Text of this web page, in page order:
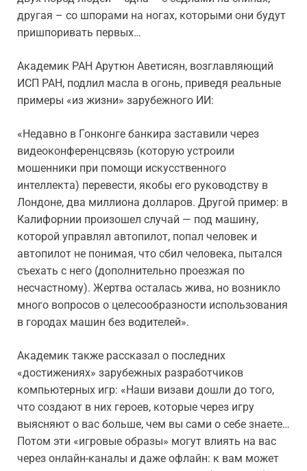
другая – со шпорами на ногах, которыми они будут
пришпоривать первых…
Академик РАН Арутюн Аветисян, возглавляющий
ИСП РАН, подлил масла в огонь, приведя реальные
примеры «из жизни» зарубежного ИИ:
«Недавно в Гонконге банкира заставили через
видеоконференцсвязь (которую устроили
мошенники при помощи искусственного
интеллекта) перевести, якобы его руководству в
Лондоне, два миллиона долларов. Другой пример: в
Калифорнии произошел случай — под машину,
которой управлял автопилот, попал человек и
автопилот не понимая, что сбил человека, пытался
съехать с него (дополнительно проезжая по
несчастному). Жертва осталась жива, но возникло
много вопросов о целесообразности использования
в городах машин без водителей».
Академик также рассказал о последних
«достижениях» зарубежных разработчиков
компьютерных игр: «Наши визави дошли до того,
что создают в них героев, которые через игру
выясняют о вас больше, чем вы сами о себе знаете…
Потом эти «игровые образы» могут влиять на вас
через онлайн-каналы и даже офлайн: к вам может